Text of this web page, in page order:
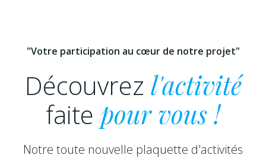
"Votre participation au cœur de notre projet"
Découvrez l'activité
faite pour vous !
Notre toute nouvelle plaquette d'activités